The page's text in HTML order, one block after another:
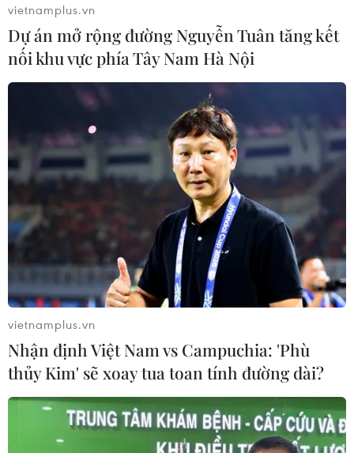
vietnamplus.vn
Dự án mở rộng đường Nguyễn Tuân tăng kết
nối khu vực phía Tây Nam Hà Nội
vietnamplus.vn
Nhận định Việt Nam vs Campuchia: 'Phù
thủy Kim' sẽ xoay tua toan tính đường dài?